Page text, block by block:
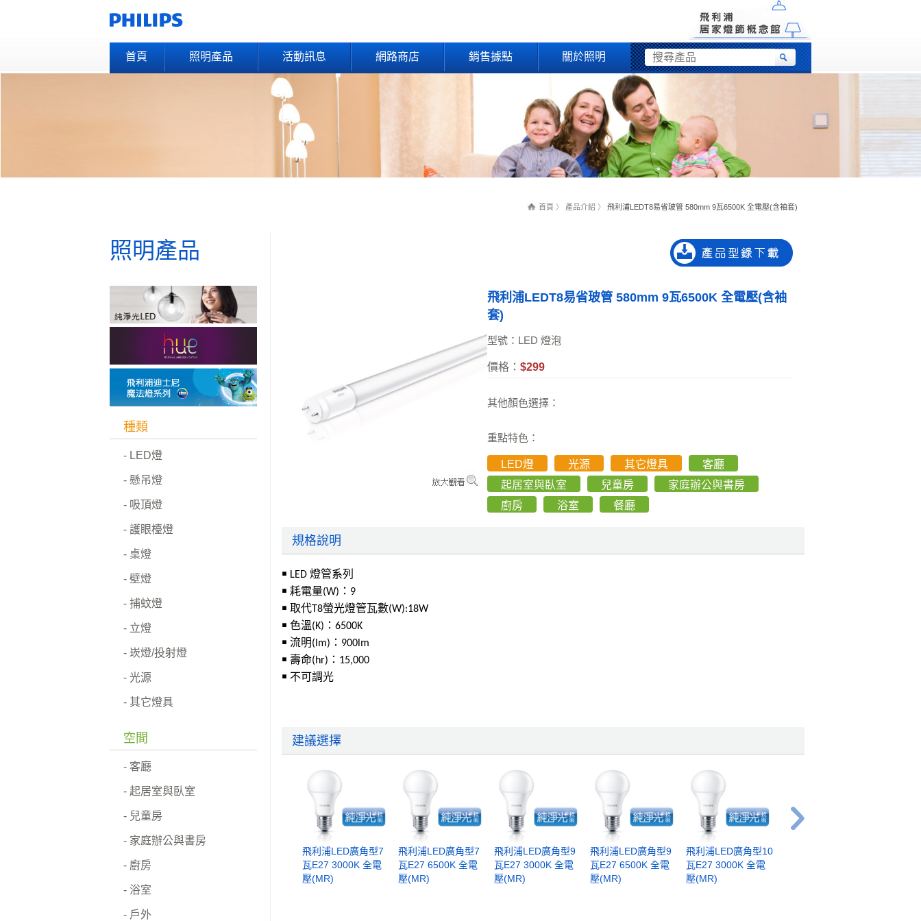
首頁 照明產品 活動訊息 網路商店 銷售據點 關於照明
首頁 〉 產品介紹 〉 飛利浦LEDT8易省玻管 580mm 9瓦6500K 全電壓(含袖套)
照明產品
種類
- LED燈
- 懸吊燈
- 吸頂燈
- 護眼檯燈
- 桌燈
- 壁燈
- 捕蚊燈
- 立燈
- 崁燈/投射燈
- 光源
- 其它燈具
空間
- 客廳
- 起居室與臥室
- 兒童房
- 家庭辦公與書房
- 廚房
- 浴室
- 戶外
飛利浦LEDT8易省玻管 580mm 9瓦6500K 全電壓(含袖
套)
型號：LED 燈泡
價格： $299
其他顏色選擇：
重點特色：
LED燈 光源 其它燈具
客廳
起居室與臥室
兒童房
家庭辦公與書房
廚房
浴室 餐廳
規格說明
￭ LED 燈管系列
￭ 耗電量(W)：9
￭ 取代T8螢光燈管瓦數(W):18W
￭ 色溫(K)：6500K
￭ 流明(lm)：900lm
￭ 壽命(hr)：15,000
￭ 不可調光
建議選擇
飛利浦LED廣角型7
瓦E27 3000K 全電
壓(MR)
飛利浦LED廣角型7
瓦E27 6500K 全電
壓(MR)
飛利浦LED廣角型9
瓦E27 3000K 全電
壓(MR)
飛利浦LED廣角型9
瓦E27 6500K 全電
壓(MR)
飛利浦LED廣角型10
瓦E27 3000K 全電
壓(MR)